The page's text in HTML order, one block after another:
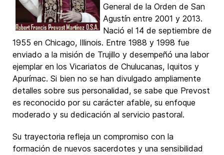
General de la Orden de San
Agustín entre 2001 y 2013.
Nació el 14 de septiembre de
1955 en Chicago, Illinois. Entre 1988 y 1998 fue
enviado a la misión de Trujillo y desempeñó una labor
ejemplar en los Vicariatos de Chulucanas, Iquitos y
Apurímac. Si bien no se han divulgado ampliamente
detalles sobre sus personalidad, se sabe que Prevost
es reconocido por su carácter afable, su enfoque
moderado y su dedicación al servicio pastoral.
Su trayectoria refleja un compromiso con la
formación de nuevos sacerdotes y una sensibilidad